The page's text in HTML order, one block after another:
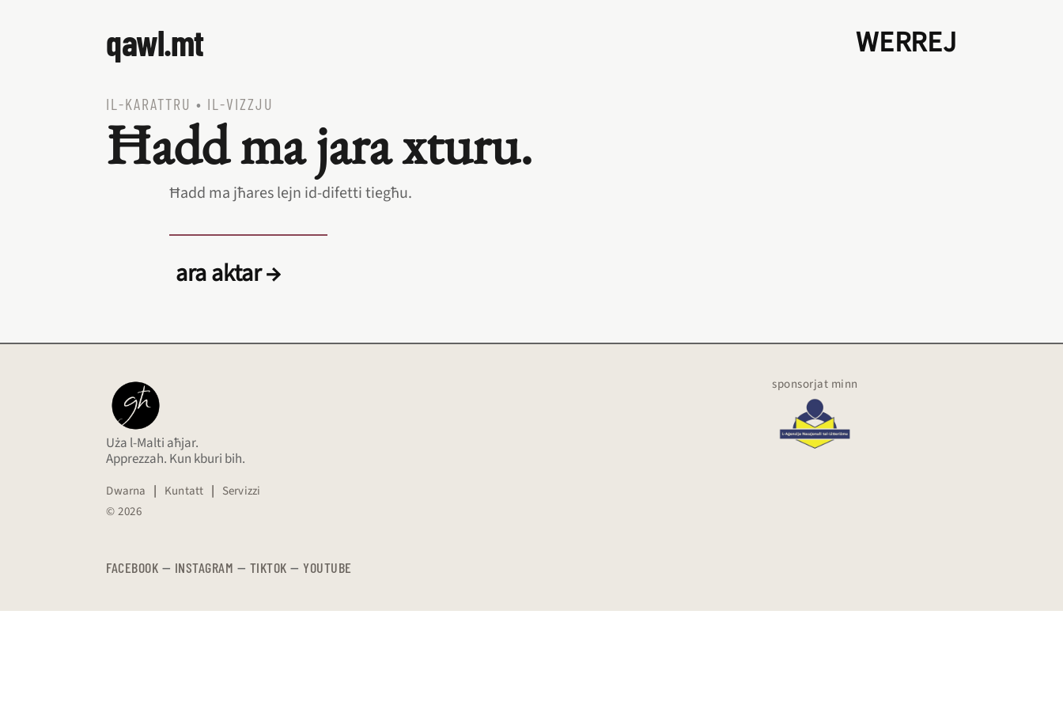
qawl.mt WERREJ
IL‑KARATTRU • IL‑VIZZJU
Ħadd ma jara xturu.
Ħadd ma jħares lejn id‑difetti tiegħu.
ara aktar →
Uża l-Malti aħjar.
Apprezzah. Kun kburi bih.
Dwarna | Kuntatt | Servizzi
© 2026
FACEBOOK — INSTAGRAM — TIKTOK — YOUTUBE
sponsorjat minn